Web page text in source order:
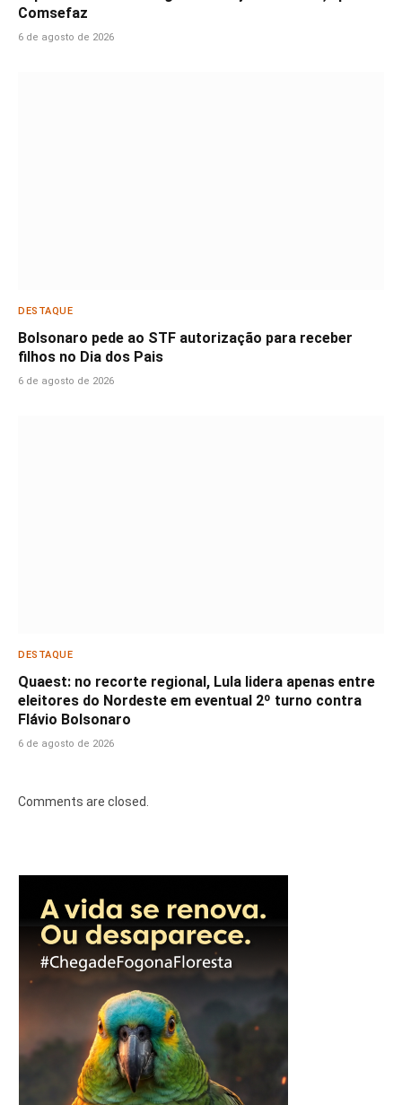
Comsefaz
6 de agosto de 2026
DESTAQUE
Bolsonaro pede ao STF autorização para receber
filhos no Dia dos Pais
6 de agosto de 2026
DESTAQUE
Quaest: no recorte regional, Lula lidera apenas entre
eleitores do Nordeste em eventual 2º turno contra
Flávio Bolsonaro
6 de agosto de 2026
Comments are closed.